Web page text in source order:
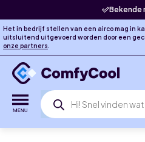
Bekende
Het in bedrijf stellen van een airco mag in
uitsluitend uitgevoerd worden door een
onze partners.
Producten
zoeken